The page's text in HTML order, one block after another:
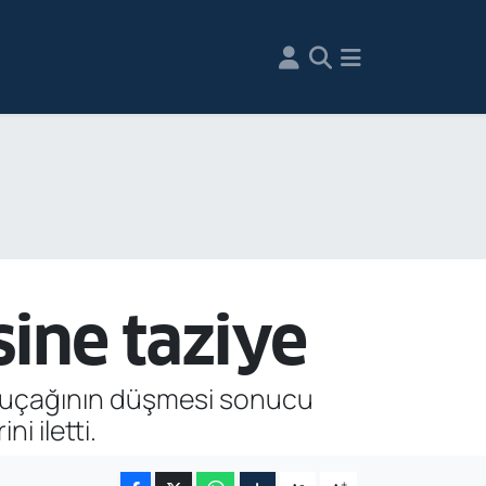
taziye
düşmesi sonucu
iletti.